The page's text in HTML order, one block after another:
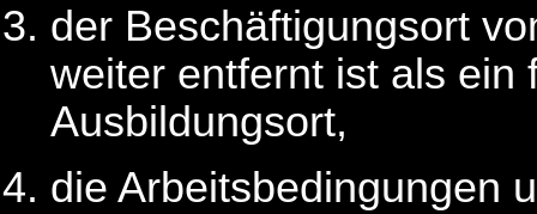
der Beschäftigungsort
weiter entfernt ist als ein
Ausbildungsort,
die Arbeitsbedingungen